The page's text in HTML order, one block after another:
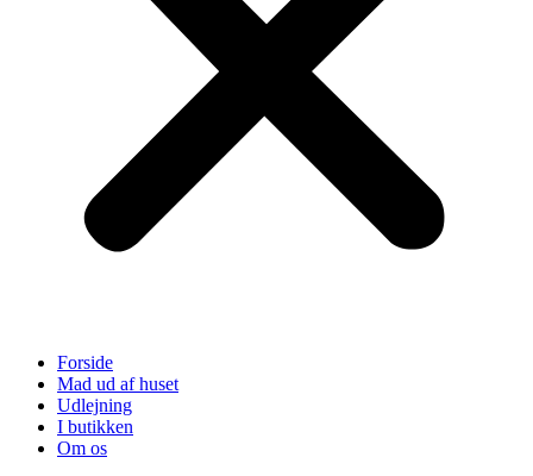
Forside
Mad ud af huset
Udlejning
I butikken
Om os